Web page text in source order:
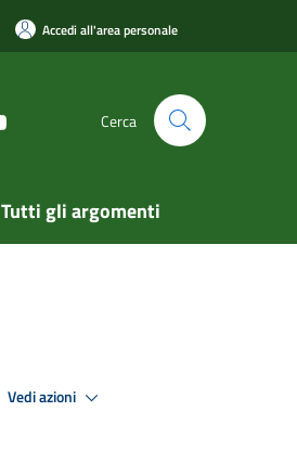
Accedi all'area personale
Cerca
Tutti gli argomenti
Vedi azioni